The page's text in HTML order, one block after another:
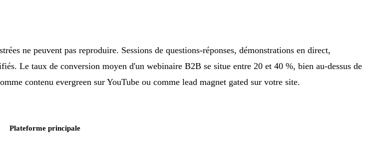
ne peuvent pas reproduire. Sessions de questions-réponses, démonstrations en direct,
Le taux de conversion moyen d'un webinaire B2B se situe entre 20 et 40 %, bien au-dessus de
contenu evergreen sur YouTube ou comme lead magnet gated sur votre site.
Plateforme principale